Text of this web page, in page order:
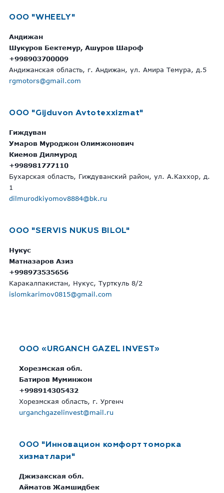
ООО "WHEELY"
Андижан
Шукуров Бектемур, Ашуров Шароф
+998903700009
Андижанская область, г. Андижан, ул. Амира Темура, д.5
rgmotors@gmail.com
ООО "Gijduvon Avtotexxizmat"
Гиждуван
Умаров Муроджон Олимжонович
Киемов Дилмурод
+998981777110
Бухарская область, Гиждуванский район, ул. А.Каххор, д.
1
dilmurodkiyomov8884@bk.ru
OOO "SERVIS NUKUS BILOL"
Нукус
Матназаров Азиз
+998973535656
Каракалпакистан, Нукус, Турткуль 8/2
islomkarimov0815@gmail.com
OOO «URGANCH GAZEL INVEST»
Хорезмская обл.
Батиров Муминжон
+998914305432
Хорезмская область, г. Ургенч
urganchgazelinvest@mail.ru
OOO "Инновацион комфорт томорка
хизматлари"
Джизакская обл.
Айматов Жамшидбек